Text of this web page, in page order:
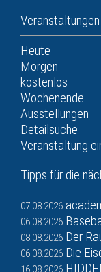
Veranstaltungen
Heute
Morgen
kostenlos
Wochenende
Ausstellungen
Detailsuche
Veranstaltung
Tipps für die
07.08.2026
06.08.2026
08.08.2026 Der
06.08.2026 Die
16.08.2026